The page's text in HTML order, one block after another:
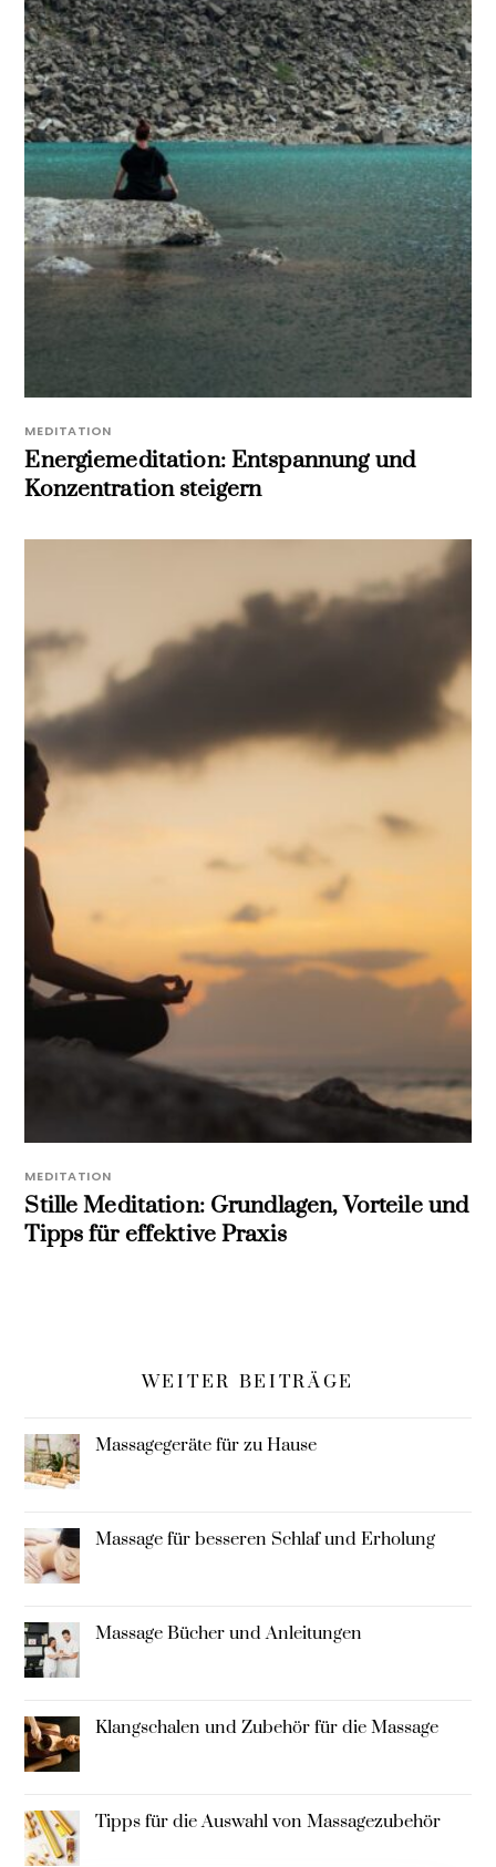
MEDITATION
Energiemeditation: Entspannung und
Konzentration steigern
MEDITATION
Stille Meditation: Grundlagen, Vorteile und
Tipps für effektive Praxis
WEITER BEITRÄGE
Massagegeräte für zu Hause
Massage für besseren Schlaf und Erholung
Massage Bücher und Anleitungen
Klangschalen und Zubehör für die Massage
Tipps für die Auswahl von Massagezubehör